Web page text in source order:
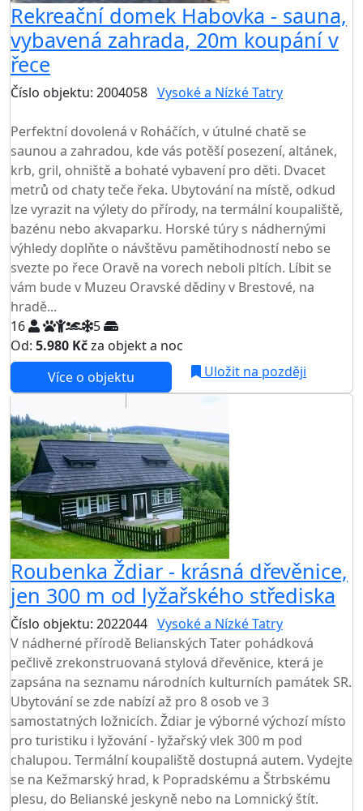
Rekreační domek Habovka - sauna,
vybavená zahrada, 20m koupání v
řece
Číslo objektu: 2004058 Vysoké a Nízké Tatry
Perfektní dovolená v Roháčích, v útulné chatě se
saunou a zahradou, kde vás potěší posezení, altánek,
krb, gril, ohniště a bohaté vybavení pro děti. Dvacet
metrů od chaty teče řeka. Ubytování na místě, odkud
lze vyrazit na výlety do přírody, na termální koupaliště,
bazénu nebo akvaparku. Horské túry s nádhernými
výhledy doplňte o návštěvu pamětihodností nebo se
svezte po řece Oravě na vorech neboli pltích. Líbit se
vám bude v Muzeu Oravské dědiny v Brestové, na
hradě...
16
5
Od: 5.980 Kčza objekt a noc
Více o objektu Uložit na později
Roubenka Ždiar - krásná dřevěnice,
jen 300 m od lyžařského střediska
Číslo objektu: 2022044 Vysoké a Nízké Tatry
V nádherné přírodě Belianských Tater pohádková
pečlivě zrekonstruovaná stylová dřevěnice, která je
zapsána na seznamu národních kulturních památek SR.
Ubytování se zde nabízí až pro 8 osob ve 3
samostatných ložnicích. Ždiar je výborné výchozí místo
pro turistiku i lyžování - lyžařský vlek 300 m pod
chalupou. Termální koupaliště dostupná autem. Vydejte
se na Kežmarský hrad, k Popradskému a Štrbskému
plesu, do Belianské jeskyně nebo na Lomnický štít.